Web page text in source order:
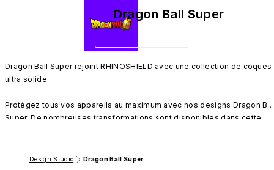
Dragon Ball Super
Dragon Ball Super rejoint RHINOSHIELD avec une collection de coques
ultra solide.
Protégez tous vos appareils au maximum avec nos designs Dragon
Super. De nombreuses transformations sont disponibles dans cette
Design Studio Dragon Ball Super